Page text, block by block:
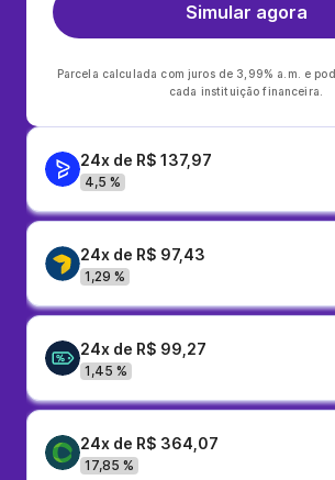
Simular agora
Parcela calculada com juros de 3,99% a.m. e
cada instituição financeira.
24x de R$ 137,97
4,5 %
24x de R$ 97,43
1,29 %
24x de R$ 99,27
1,45 %
24x de R$ 364,07
17,85 %